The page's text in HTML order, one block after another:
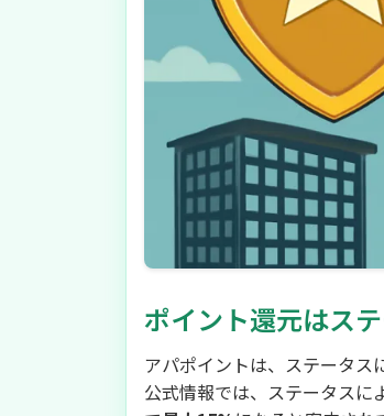
ポイント還元はス
アパポイントは、ステータス
公式情報では、ステータスに